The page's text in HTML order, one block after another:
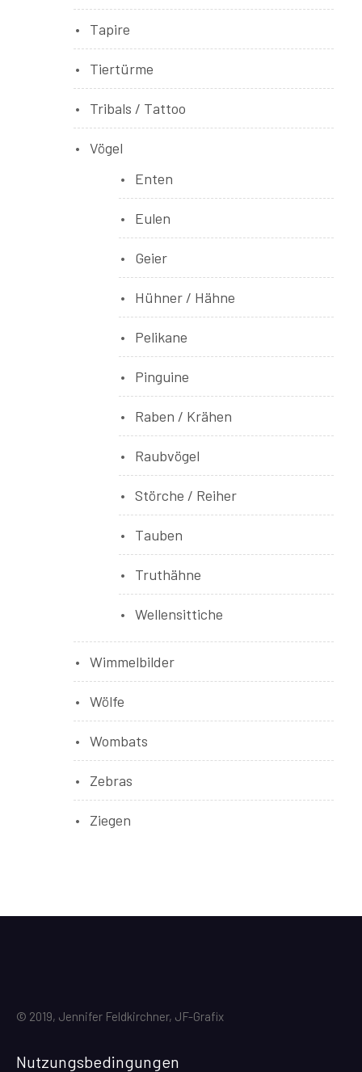
Tapire
Tiertürme
Tribals / Tattoo
Vögel
Enten
Eulen
Geier
Hühner / Hähne
Pelikane
Pinguine
Raben / Krähen
Raubvögel
Störche / Reiher
Tauben
Truthähne
Wellensittiche
Wimmelbilder
Wölfe
Wombats
Zebras
Ziegen
© 2019, Jennifer Feldkirchner, JF-Grafix
Nutzungsbedingungen